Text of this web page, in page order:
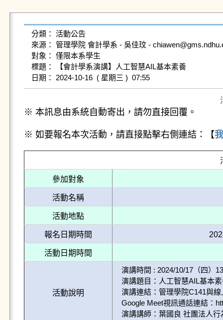
分類： 活動公告
來源： 管理學院 會計學系 - 吳佳玟 -
對象： 僅限本系學生
標題： 【會計學系演講】人工智慧AIL基本素養
日期： 2024-10-16  ( 星期三 )  07:55
※ 本訊息由系統自動寄出，請勿直接回覆。
※ 如要報名本次活動，請直接點擊右側連結：【
參加對象
活動名稱
活動地點
報名日期時間
活動日期時間
活動說明
演講時間 : 2024/10/17（四）
演講題目：人工智慧AIL基本
演講連結：管理學院C141與
Google Meet視訊通話連結：
演講講師：葉國良 社團法人